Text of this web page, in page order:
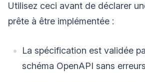
Utilisez ceci avant de déclarer
prête à être implémentée :
La spécification est validée
schéma OpenAPI sans